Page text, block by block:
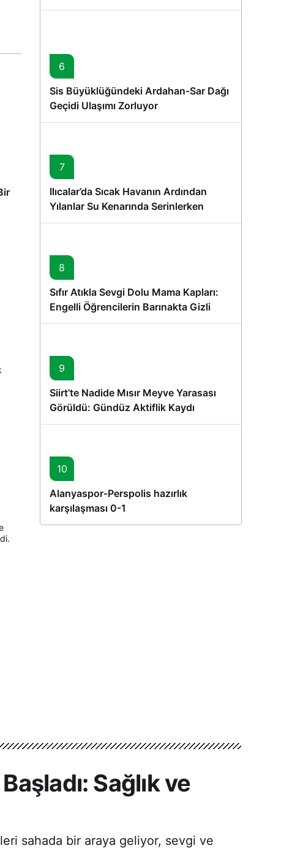
6
Sis Büyüklüğündeki Ardahan-Sar Dağı
Geçidi Ulaşımı Zorluyor
7
Ilıcalar’da Sıcak Havanın Ardından
Yılanlar Su Kenarında Serinlerken
Görüntülendi
8
Sıfır Atıkla Sevgi Dolu Mama Kapları:
Engelli Öğrencilerin Barınakta Gizli
Dostları İçin Gönüllü Proje
9
Siirt’te Nadide Mısır Meyve Yarasası
Görüldü: Gündüz Aktiflik Kaydı
10
Alanyaspor-Perspolis hazırlık
karşılaşması 0-1
Sağlık ve
sahada bir araya geliyor, sevgi ve